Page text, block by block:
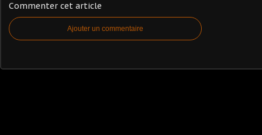
Commenter cet article
Ajouter un commentaire